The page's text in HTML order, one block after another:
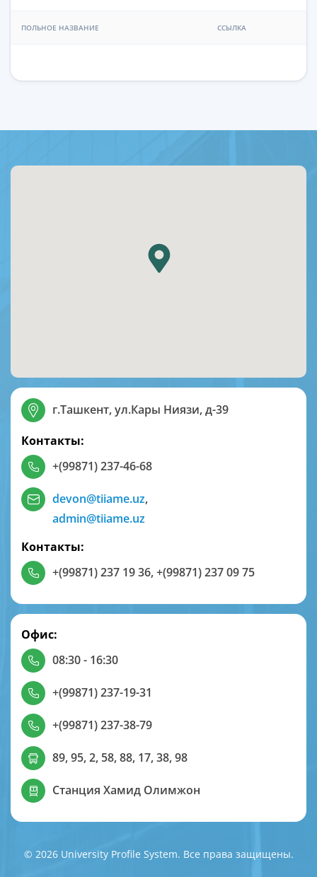
ПОЛЬНОЕ НАЗВАНИЕ ССЫЛКА
г.Ташкент, ул.Кары Ниязи, д-39
Контакты:
+(99871) 237-46-68
devon@tiiame.uz,
admin@tiiame.uz
Контакты:
+(99871) 237 19 36,+(99871) 237 09 75
Офис:
08:30 - 16:30
+(99871) 237-19-31
+(99871) 237-38-79
89, 95, 2, 58, 88, 17, 38, 98
Станция Хамид Олимжон
© 2026 University Profile System. Все права защищены.